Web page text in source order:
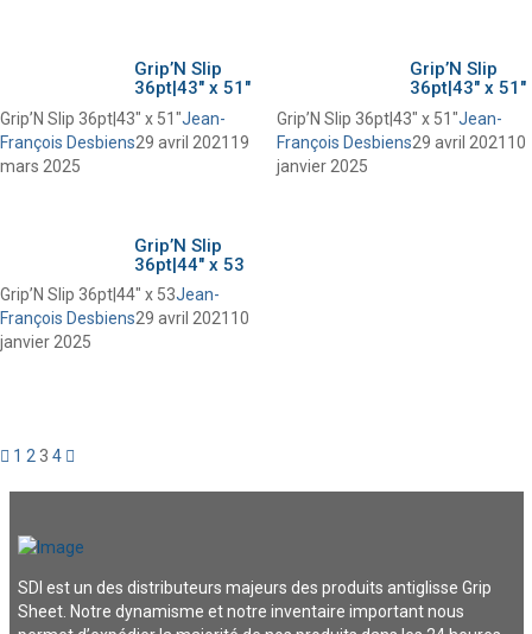
Grip’N Slip
36pt|43″ x 51″
Grip’N Slip 36pt|43″ x 51″Jean-
François Desbiens29 avril 2021 19
mars 2025
Grip’N Slip
36pt|43″ x 51″
Grip’N Slip 36pt|43″ x 51″Jean-
François Desbiens29 avril 2021 10
janvier 2025
Grip’N Slip
36pt|44″ x 53
Grip’N Slip 36pt|44″ x 53Jean-
François Desbiens29 avril 2021 10
janvier 2025
1 2 3 4
SDI est un des distributeurs majeurs des produits antiglisse Grip
Sheet. Notre dynamisme et notre inventaire important nous